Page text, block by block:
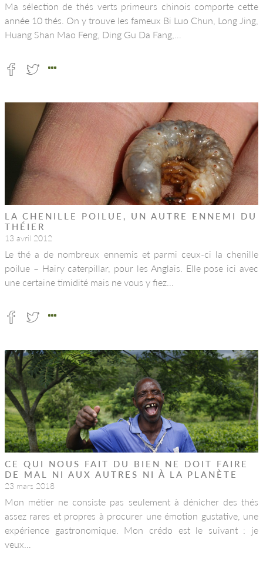
Ma sélection de thés verts primeurs chinois comporte cette
année 10 thés. On y trouve les fameux Bi Luo Chun, Long Jing,
Huang Shan Mao Feng, Ding Gu Da Fang,…
LA CHENILLE POILUE, UN AUTRE ENNEMI DU
THÉIER
13 avril 2012
Le thé a de nombreux ennemis et parmi ceux-ci la chenille
poilue – Hairy caterpillar, pour les Anglais. Elle pose ici avec
une certaine timidité mais ne vous y fiez…
CE QUI NOUS FAIT DU BIEN NE DOIT FAIRE
DE MAL NI AUX AUTRES NI À LA PLANÈTE
23 mars 2018
Mon métier ne consiste pas seulement à dénicher des thés
assez rares et propres à procurer une émotion gustative, une
expérience gastronomique. Mon crédo est le suivant : je
veux…